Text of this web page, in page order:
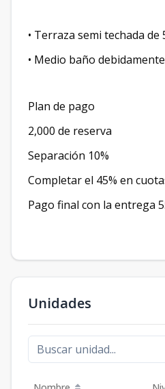
• Terraza semi techada
• Medio baño
Plan de pago
2,000 de reserva
Separación 10%
Completar el 45% en
Pago final con la entrega
Unidades